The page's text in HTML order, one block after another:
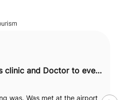
I would recommend this clinic and Doctor to everyone.
was. Was met at the airport